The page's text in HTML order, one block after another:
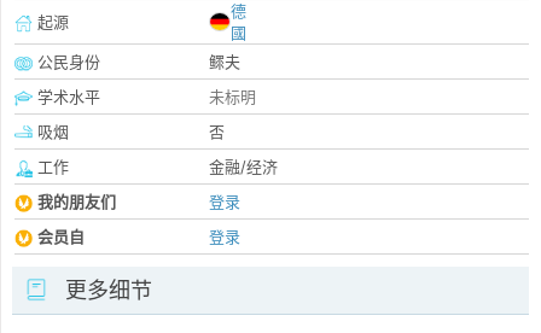
起源
德
國
公民身份
鳏夫
学术水平
未标明
吸烟
否
工作
金融/经济
我的朋友们
登录
会员自
登录
更多细节